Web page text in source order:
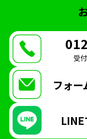
開
ガリットチュウ
REJECT
Arneb
天才こまる
親睦会
eスポーツ英会話
超入学式
受
フォー
LINE